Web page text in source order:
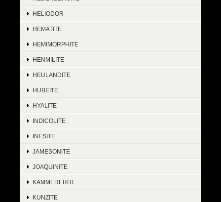
HELIODOR
HEMATITE
HEMIMORPHITE
HENMILITE
HEULANDITE
HUBEITE
HYALITE
INDICOLITE
INESITE
JAMESONITE
JOAQUINITE
KAMMERERITE
KUNZITE